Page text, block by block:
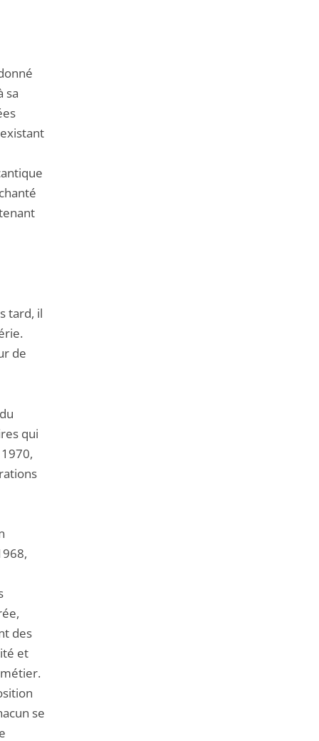
sa
tard, il
de
qui
des
et
se